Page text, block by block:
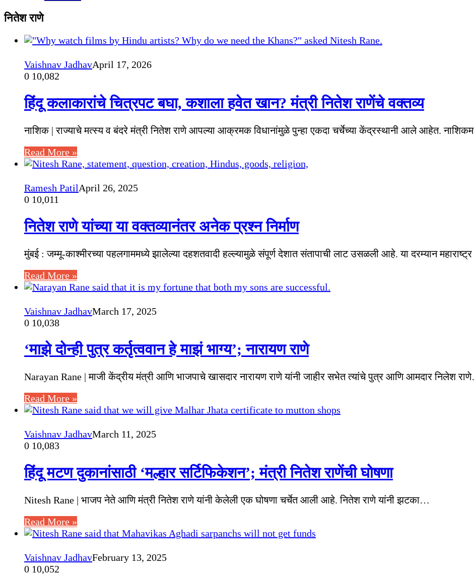
नितेश राणे
Vaishnav JadhavApril 17, 2026
0 10,082
हिंदू कलाकारांचे चित्रपट बघा, कशाला हवेत खान? मंत्री नितेश राणेंचे वक्तव्य
नाशिक | राज्याचे मत्स्य व बंदरे मंत्री नितेश राणे आपल्या आक्रमक विधानांमुळे पुन्हा एकदा चर्चेच्या केंद्रस्थानी आले आहेत.
Read More »
Ramesh PatilApril 26, 2025
0 10,011
नितेश राणे यांच्या या वक्तव्यानंतर अनेक प्रश्न निर्माण
मुंबई : जम्मू-काश्मीरच्या पहलगाममध्ये झालेल्या दहशतवादी हल्ल्यामुळे संपूर्ण देशात संतापाची लाट उसळली आहे. या दरम्यान
Read More »
Vaishnav JadhavMarch 17, 2025
0 10,038
‘माझे दोन्ही पुत्र कर्तृत्ववान हे माझं भाग्य’; नारायण राणे
Narayan Rane | माजी केंद्रीय मंत्री आणि भाजपाचे खासदार नारायण राणे यांनी जाहीर सभेत त्यांचे पुत्र आणि आमदार निलेश
Read More »
Vaishnav JadhavMarch 11, 2025
0 10,083
हिंदू मटण दुकानांसाठी ‘मल्हार सर्टिफिकेशन’; मंत्री नितेश राणेंची घोषणा
Nitesh Rane | भाजप नेते आणि मंत्री नितेश राणे यांनी केलेली एक घोषणा चर्चेत आली आहे. नितेश राणे यांनी झटका…
Read More »
Vaishnav JadhavFebruary 13, 2025
0 10,052